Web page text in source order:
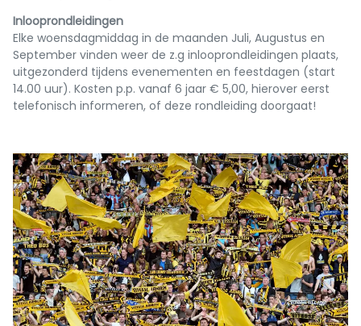
Inlooprondleidingen
Elke woensdagmiddag in de maanden Juli, Augustus en
September vinden weer de z.g inlooprondleidingen plaats,
uitgezonderd tijdens evenementen en feestdagen (start
14.00 uur). Kosten p.p. vanaf 6 jaar € 5,00, hierover eerst
telefonisch informeren, of deze rondleiding doorgaat!